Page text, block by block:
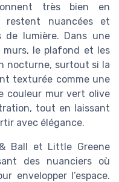
très bien en
restent nuancées et
de lumière. Dans une
murs, le plafond et les
nocturne, surtout si la
texturée comme une
couleur mur vert olive
tout en laissant
avec élégance.
Ball et Little Greene
des nuanciers où
envelopper l’espace.